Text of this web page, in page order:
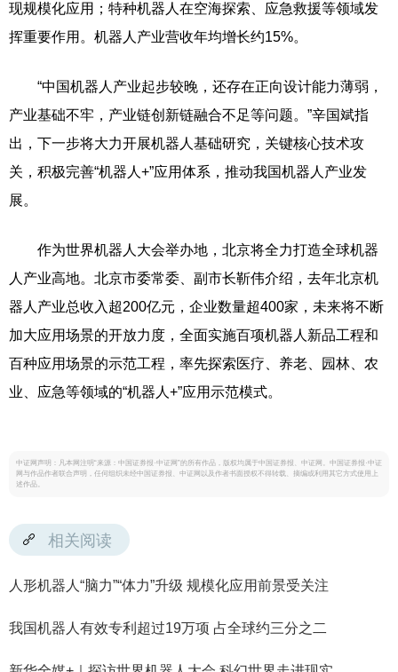
现规模化应用；特种机器人在空海探索、应急救援等领域发
挥重要作用。机器人产业营收年均增长约15%。
“中国机器人产业起步较晚，还存在正向设计能力薄弱，
产业基础不牢，产业链创新链融合不足等问题。”辛国斌指
出，下一步将大力开展机器人基础研究，关键核心技术攻
关，积极完善“机器人+”应用体系，推动我国机器人产业发
展。
作为世界机器人大会举办地，北京将全力打造全球机器
人产业高地。北京市委常委、副市长靳伟介绍，去年北京机
器人产业总收入超200亿元，企业数量超400家，未来将不断
加大应用场景的开放力度，全面实施百项机器人新品工程和
百种应用场景的示范工程，率先探索医疗、养老、园林、农
业、应急等领域的“机器人+”应用示范模式。
中证网声明：凡本网注明“来源：中国证券报·中证网”的所有作品，版权均属于中国证券报、中证网。中国证券报·中证
网与作品作者联合声明，任何组织未经中国证券报、中证网以及作者书面授权不得转载、摘编或利用其它方式使用上
述作品。
相关阅读
人形机器人“脑力”“体力”升级 规模化应用前景受关注
我国机器人有效专利超过19万项 占全球约三分之二